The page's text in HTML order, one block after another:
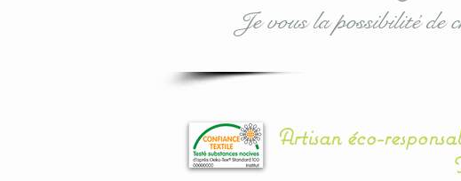
Je vous la possibilité de
Artisan éco-